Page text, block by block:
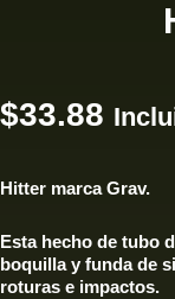
$33.88
Hitter marca Grav.
Esta hecho de tubo
boquilla y funda de
roturas e impactos.